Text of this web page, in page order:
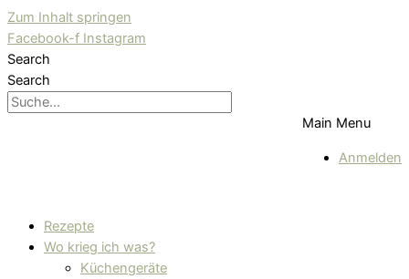
Zum Inhalt springen
Facebook-f Instagram
Search
Search
Main Menu
Anmelden
Rezepte
Wo krieg ich was?
Küchengeräte